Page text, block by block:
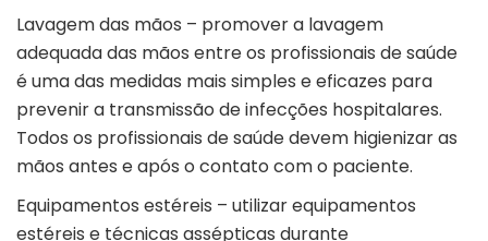
Lavagem das mãos – promover a lavagem
adequada das mãos entre os profissionais de saúde
é uma das medidas mais simples e eficazes para
prevenir a transmissão de infecções hospitalares.
Todos os profissionais de saúde devem higienizar as
mãos antes e após o contato com o paciente.
Equipamentos estéreis – utilizar equipamentos
estéreis e técnicas assépticas durante